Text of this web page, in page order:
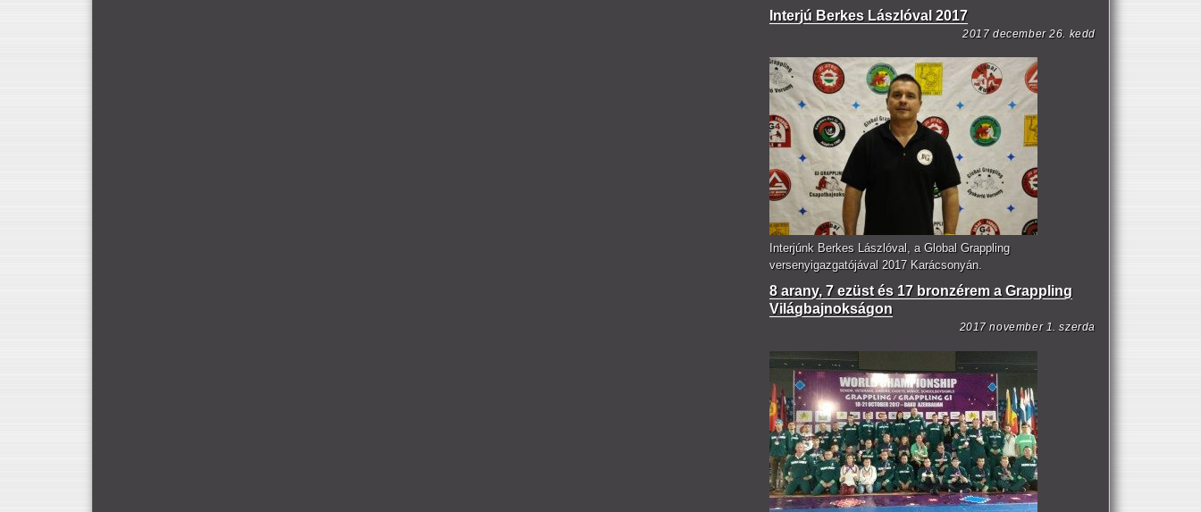
Interjú Berkes Lászlóval 2017
2017 december 26. kedd
Interjúnk Berkes Lászlóval, a Global Grappling
versenyigazgatójával 2017 Karácsonyán.
8 arany, 7 ezüst és 17 bronzérem a Grappling
Világbajnokságon
2017 november 1. szerda